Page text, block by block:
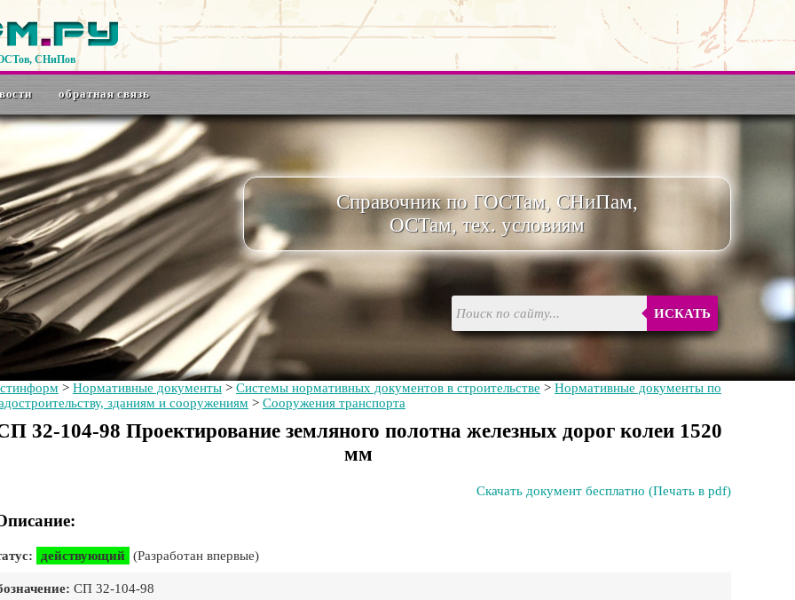
СНиПов
обратная связь
Справочник по ГОСТам, СНиПам,
ОСТам, тех. условиям
ИСКАТЬ
> Нормативные документы > Системы нормативных документов в строительстве > Нормативные документы по
зданиям и сооружениям > Сооружения транспорта
32-104-98 Проектирование земляного полотна железных дорог колеи 1520
мм
Скачать документ бесплатно (Печать в pdf)
действующий (Разработан впервые)
СП 32-104-98